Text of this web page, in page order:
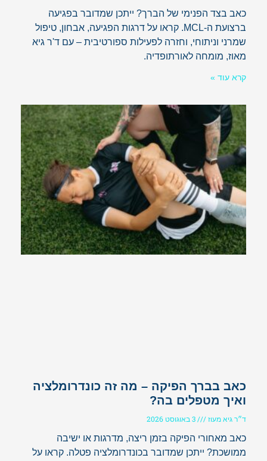
כאב בצד הפנימי של הברך? ייתכן שמדובר בפגיעה
ברצועת ה-MCL. קראו על דרגות הפגיעה, אבחון, טיפול
שמרני וניתוחי, וחזרה לפעילות ספורטיבית – עם ד'ר גיא
מאוז, מומחה לאורתופדיה.
קרא עוד »
כאב בברך הפיקה – מה זה כונדרומלציה
ואיך מטפלים בה?
ד״ר גיא מעוז
כאב מאחורי הפיקה בזמן ריצה, מדרגות או ישיבה
ממושכת? ייתכן שמדובר בכונדרומלציה פטלה. קראו על